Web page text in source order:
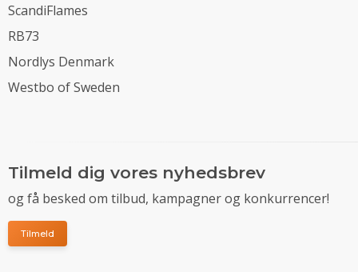
ScandiFlames
RB73
Nordlys Denmark
Westbo of Sweden
Tilmeld dig vores nyhedsbrev
og få besked om tilbud, kampagner og konkurrencer!
Tilmeld